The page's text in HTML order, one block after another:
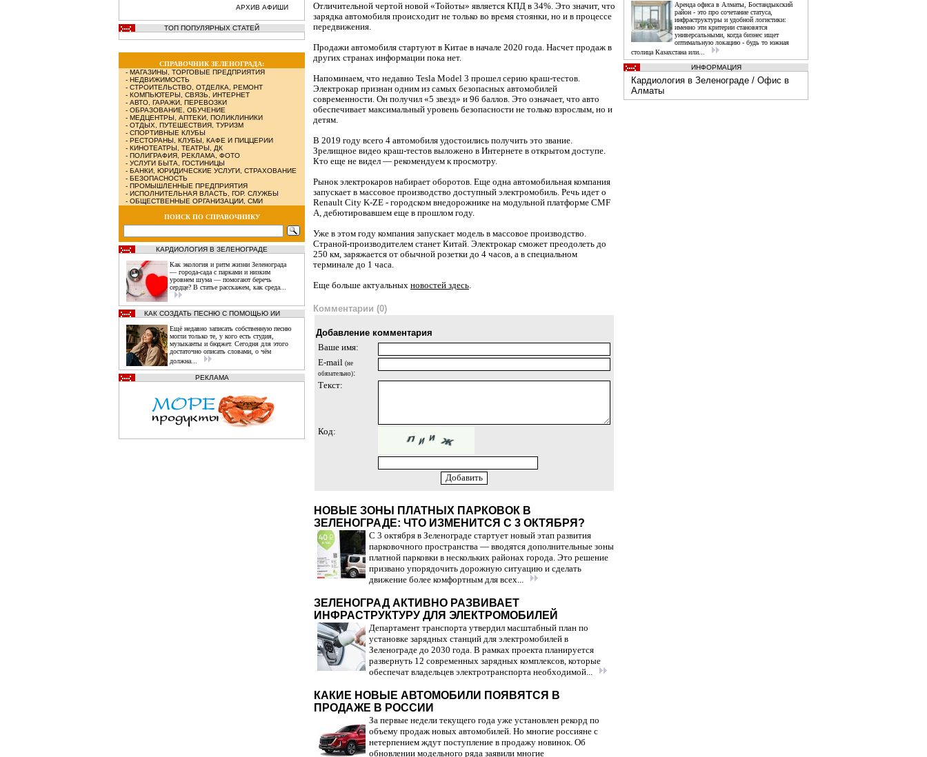
АРХИВ АФИШИ
ТОП ПОПУЛЯРНЫХ СТАТЕЙ
СПРАВОЧНИК ЗЕЛЕНОГРАДА:
- МАГАЗИНЫ, ТОРГОВЫЕ ПРЕДПРИЯТИЯ
- НЕДВИЖИМОСТЬ
- СТРОИТЕЛЬСТВО, ОТДЕЛКА, РЕМОНТ
- КОМПЬЮТЕРЫ, СВЯЗЬ, ИНТЕРНЕТ
- АВТО, ГАРАЖИ, ПЕРЕВОЗКИ
- ОБРАЗОВАНИЕ, ОБУЧЕНИЕ
- МЕДЦЕНТРЫ, АПТЕКИ, ПОЛИКЛИНИКИ
- ОТДЫХ, ПУТЕШЕСТВИЯ, ТУРИЗМ
- СПОРТИВНЫЕ КЛУБЫ
- РЕСТОРАНЫ, КЛУБЫ, КАФЕ И ПИЦЦЕРИИ
- КИНОТЕАТРЫ, ТЕАТРЫ, ДК
- ПОЛИГРАФИЯ, РЕКЛАМА, ФОТО
- УСЛУГИ БЫТА, ГОСТИНИЦЫ
- БАНКИ, ЮРИДИЧЕСКИЕ УСЛУГИ, СТРАХОВАНИЕ
- БЕЗОПАСНОСТЬ
- ПРОМЫШЛЕННЫЕ ПРЕДПРИЯТИЯ
- ИСПОЛНИТЕЛЬНАЯ ВЛАСТЬ, ГОР. СЛУЖБЫ
- ОБЩЕСТВЕННЫЕ ОРГАНИЗАЦИИ, СМИ
ПОИСК ПО СПРАВОЧНИКУ
КАРДИОЛОГИЯ В ЗЕЛЕНОГРАДЕ
Как экология и ритм жизни Зеленограда
— города‑сада с парками и низким
уровнем шума — помогают беречь
сердце? В статье расскажем, как среда...
КАК СОЗДАТЬ ПЕСНЮ С ПОМОЩЬЮ ИИ
Ещё недавно записать собственную песню
могли только те, у кого есть студия,
музыканты и бюджет. Сегодня для этого
достаточно описать словами, о чём
должна...
РЕКЛАМА
Отличительной чертой новой «Тойоты» является КПД в 34%. Это значит, что
зарядка автомобиля происходит не только во время стоянки, но и в процессе
передвижения.
Продажи автомобиля стартуют в Китае в начале 2020 года. Насчет продаж в
других странах информации пока нет.
Напоминаем, что недавно Tesla Model 3 прошел серию краш-тестов.
Электрокар признан одним из самых безопасных автомобилей
современности. Он получил «5 звезд» и 96 баллов. Это означает, что авто
обеспечивает максимальный уровень безопасности не только взрослым, но и
детям.
В 2019 году всего 4 автомобиля удостоились получить это звание.
Зрелищное видео краш-тестов выложено в Интернете в открытом доступе.
Кто еще не видел — рекомендуем к просмотру.
Рынок электрокаров набирает оборотов. Еще одна автомобильная компания
запускает в массовое производство доступный электромобиль. Речь идет о
Renault City K-ZE - городском внедорожнике на модульной платформе CMF
А, дебютировавшем еще в прошлом году.
Уже в этом году компания запускает модель в массовое производство.
Страной-производителем станет Китай. Электрокар сможет преодолеть до
250 км, заряжается от обычной розетки до 4 часов, а в специальном
терминале до 1 часа.
Еще больше актуальных новостей здесь.
Комментарии (0)
Добавление комментария
Ваше имя:
E-mail (не
обязательно):
Текст:
Код:
НОВЫЕ ЗОНЫ ПЛАТНЫХ ПАРКОВОК В
ЗЕЛЕНОГРАДЕ: ЧТО ИЗМЕНИТСЯ С 3 ОКТЯБРЯ?
С 3 октября в Зеленограде стартует новый этап развития
парковочного пространства — вводятся дополнительные зоны
платной парковки в нескольких районах города. Это решение
призвано упорядочить дорожную ситуацию и сделать
движение более комфортным для всех...
ЗЕЛЕНОГРАД АКТИВНО РАЗВИВАЕТ
ИНФРАСТРУКТУРУ ДЛЯ ЭЛЕКТРОМОБИЛЕЙ
Департамент транспорта утвердил масштабный план по
установке зарядных станций для электромобилей в
Зеленограде до 2030 года. В рамках проекта планируется
развернуть 12 современных зарядных комплексов, которые
обеспечат владельцев электротранспорта необходимой...
КАКИЕ НОВЫЕ АВТОМОБИЛИ ПОЯВЯТСЯ В
ПРОДАЖЕ В РОССИИ
За первые недели текущего года уже установлен рекорд по
объему продаж новых автомобилей. Но многие россияне с
нетерпением ждут поступление в продажу новинок. Об
обновлении модельного ряда заявили многие
Аренда офиса в Алматы, Бостандыкский
район - это про сочетание статуса,
инфраструктуры и удобной логистики:
именно эти критерии становятся
универсальными, когда бизнес ищет
оптимальную локацию - будь то южная
столица Казахстана или...
ИНФОРМАЦИЯ
Кардиология в Зеленограде / Офис в
Алматы